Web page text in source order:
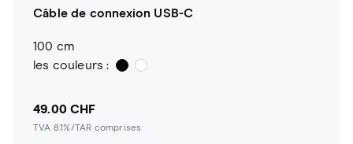
Câble de connexion USB-C
100 cm
les couleurs :
49.00 CHF
TVA 8.1%/TAR comprises